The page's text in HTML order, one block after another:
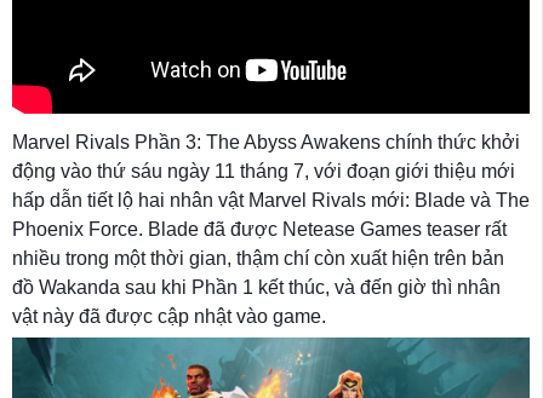
Marvel Rivals Phần 3: The Abyss Awakens chính thức khởi
động vào thứ sáu ngày 11 tháng 7, với đoạn giới thiệu mới
hấp dẫn tiết lộ hai nhân vật Marvel Rivals mới: Blade và The
Phoenix Force. Blade đã được Netease Games teaser rất
nhiều trong một thời gian, thậm chí còn xuất hiện trên bản
đồ Wakanda sau khi Phần 1 kết thúc, và đến giờ thì nhân
vật này đã được cập nhật vào game.